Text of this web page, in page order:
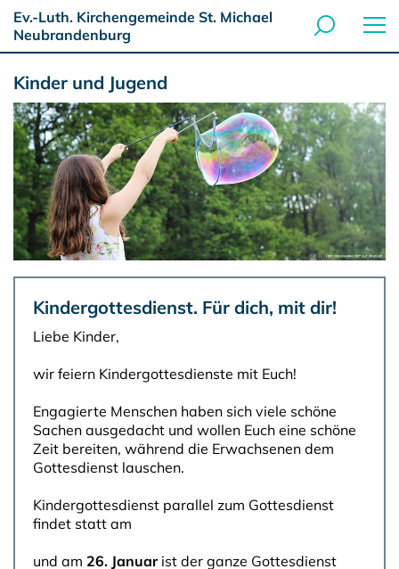
Ev.-Luth. Kirchengemeinde St. Michael
Neubrandenburg
Kinder und Jugend
Kindergottesdienst. Für dich, mit dir!
Liebe Kinder,
wir feiern Kindergottesdienste mit Euch!
Engagierte Menschen haben sich viele schöne
Sachen ausgedacht und wollen Euch eine schöne
Zeit bereiten, während die Erwachsenen dem
Gottesdienst lauschen.
Kindergottesdienst parallel zum Gottesdienst
findet statt am
und am 26. Januarist der ganze Gottesdienst